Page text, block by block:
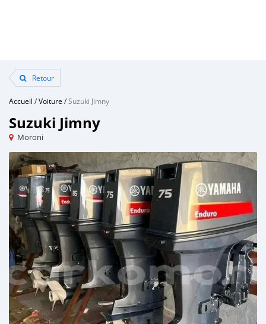
Retour
Accueil /Voiture /Suzuki Jimny
Suzuki Jimny
Moroni